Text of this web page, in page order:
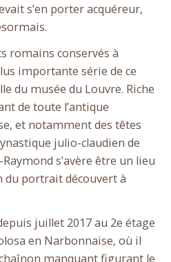
s’en porter acquéreur,
romains conservés à
importante série de ce
du musée du Louvre. Riche
de toute l’antique
et notamment des têtes
julio-claudien de
s’avère être un lieu
du portrait découvert à
juillet 2017 au 2e étage
en Narbonnaise, où il
manquant figurant le